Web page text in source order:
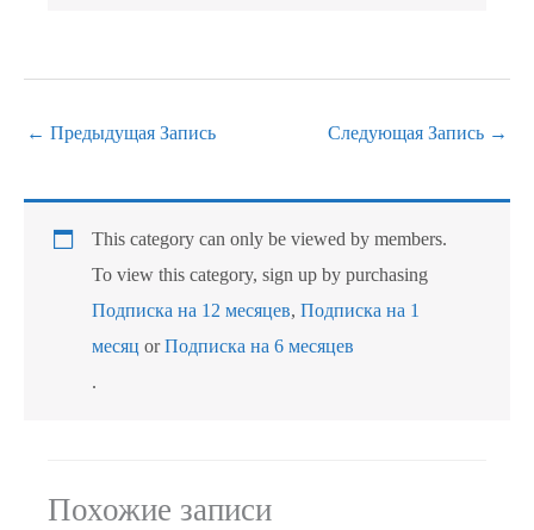
← Предыдущая Запись Следующая Запись →
This category can only be viewed by members.
To view this category, sign up by purchasing
Подписка на 12 месяцев,Подписка на 1
месяц orПодписка на 6 месяцев
.
Похожие записи